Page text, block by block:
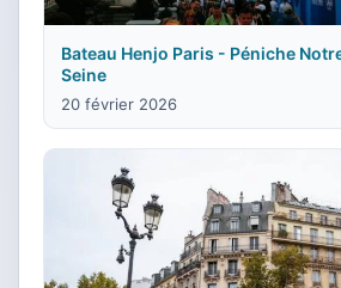
Bateau Henjo Paris - Péniche
Seine
20 février 2026